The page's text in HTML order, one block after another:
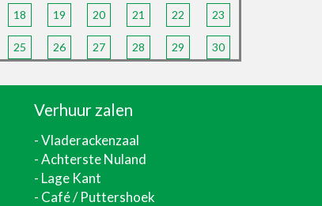
18 19 20 21 22 23
25 26 27 28 29 30
Verhuur zalen
-Vladerackenzaal
-Achterste Nuland
- Lage Kant
- Café / Puttershoek